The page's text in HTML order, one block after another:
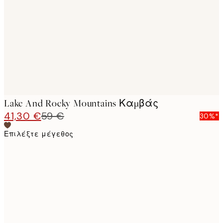
Lake And Rocky Mountains Καμβάς
41,30 €59 €
30%*
Επιλέξτε μέγεθος